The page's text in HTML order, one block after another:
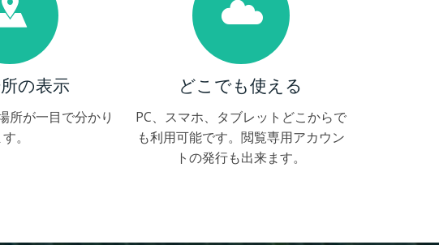
の表示
所が一目で分かり
。
どこでも使える
PC、スマホ、タブレットどこからで
も利用可能です。閲覧専用アカウン
トの発行も出来ます。